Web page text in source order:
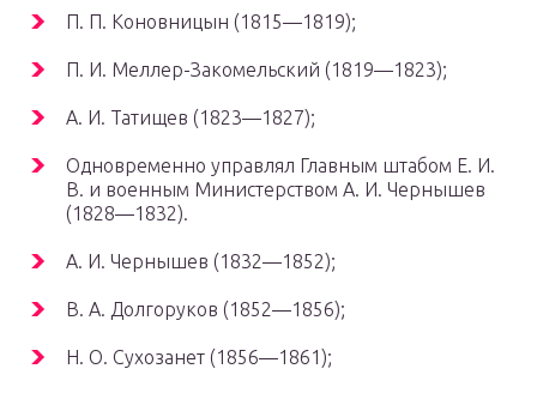
П. П. Коновницын (1815—1819);
П. И. Меллер-Закомельский (1819—1823);
А. И. Татищев (1823—1827);
Одновременно управлял Главным штабом Е. И.
В. и военным Министерством А. И. Чернышев
(1828—1832).
А. И. Чернышев (1832—1852);
В. А. Долгоруков (1852—1856);
Н. О. Сухозанет (1856—1861);